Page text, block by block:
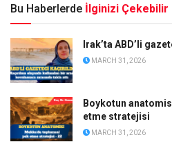
Bu Haberlerde İlginizi Çekebilir
Irak’ta ABD’li
MARCH 31, 2026
Boykotun
etme stratejisi
MARCH 31, 2026